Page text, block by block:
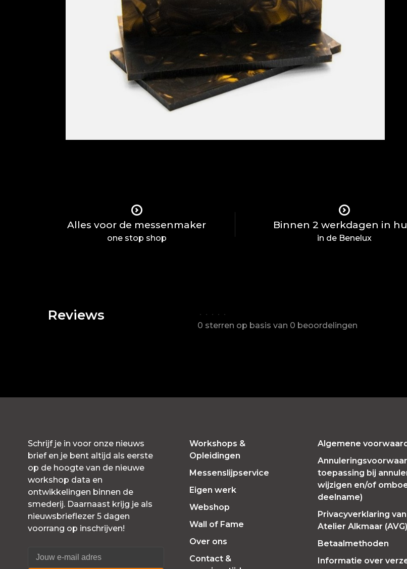
Alles voor de messenmaker
one stop shop
Binnen 2 werkdagen in
in de Benelux
Reviews • • • • •
0 sterren op basis van 0 beoordelingen
Schrijf je in voor onze nieuws
brief en je bent altijd als eerste
op de hoogte van de nieuwe
workshop data en
ontwikkelingen binnen de
smederij. Daarnaast krijg je als
nieuwsbrieflezer 5 dagen
voorrang op inschrijven!
Workshops &
Opleidingen
Messenslijpservice
Eigen werk
Webshop
Wall of Fame
Over ons
Contact &
Algemene
toepassing bij
wijzigen en/of
deelname)
Privacyverklaring
Atelier Alkmaar (AVG)
Betaalmethoden
Informatie over